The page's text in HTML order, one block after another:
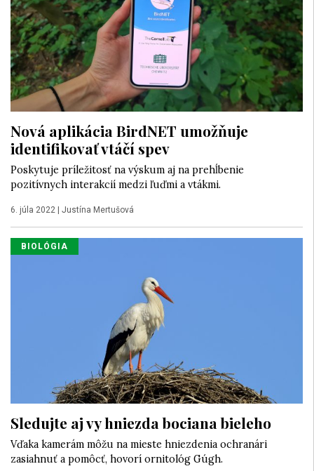
Nová aplikácia BirdNET umožňuje
identifikovať vtáčí spev
Poskytuje príležitosť na výskum aj na prehĺbenie
pozitívnych interakcií medzi ľuďmi a vtákmi.
6. júla 2022 Justína Mertušová
BIOLÓGIA
Sledujte aj vy hniezda bociana bieleho
Vďaka kamerám môžu na mieste hniezdenia ochranári
zasiahnuť a pomôcť, hovorí ornitológ Gúgh.